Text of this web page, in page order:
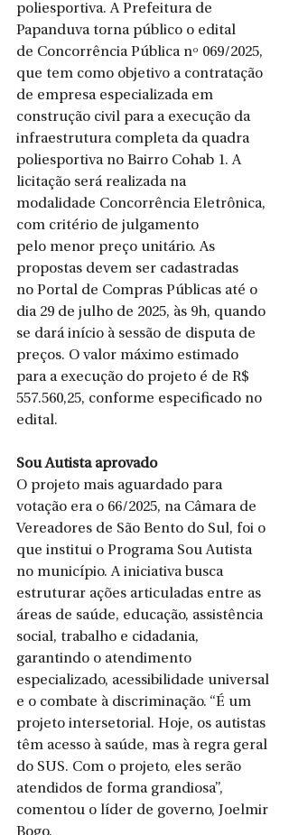
poliesportiva. A Prefeitura de
Papanduva torna público o edital
de Concorrência Pública nº 069/2025,
que tem como objetivo a contratação
de empresa especializada em
construção civil para a execução da
infraestrutura completa da quadra
poliesportiva no Bairro Cohab 1. A
licitação será realizada na
modalidade Concorrência Eletrônica,
com critério de julgamento
pelo menor preço unitário. As
propostas devem ser cadastradas
no Portal de Compras Públicas até o
dia 29 de julho de 2025, às 9h, quando
se dará início à sessão de disputa de
preços. O valor máximo estimado
para a execução do projeto é de R$
557.560,25, conforme especificado no
edital.
Sou Autista aprovado
O projeto mais aguardado para
votação era o 66/2025, na Câmara de
Vereadores de São Bento do Sul, foi o
que institui o Programa Sou Autista
no município. A iniciativa busca
estruturar ações articuladas entre as
áreas de saúde, educação, assistência
social, trabalho e cidadania,
garantindo o atendimento
especializado, acessibilidade universal
e o combate à discriminação. “É um
projeto intersetorial. Hoje, os autistas
têm acesso à saúde, mas à regra geral
do SUS. Com o projeto, eles serão
atendidos de forma grandiosa”,
comentou o líder de governo, Joelmir